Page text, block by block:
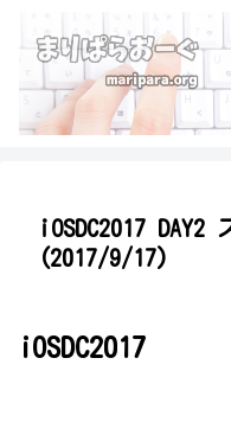
iOSDC2017 DAY2
(2017/9/17)
iOSDC2017